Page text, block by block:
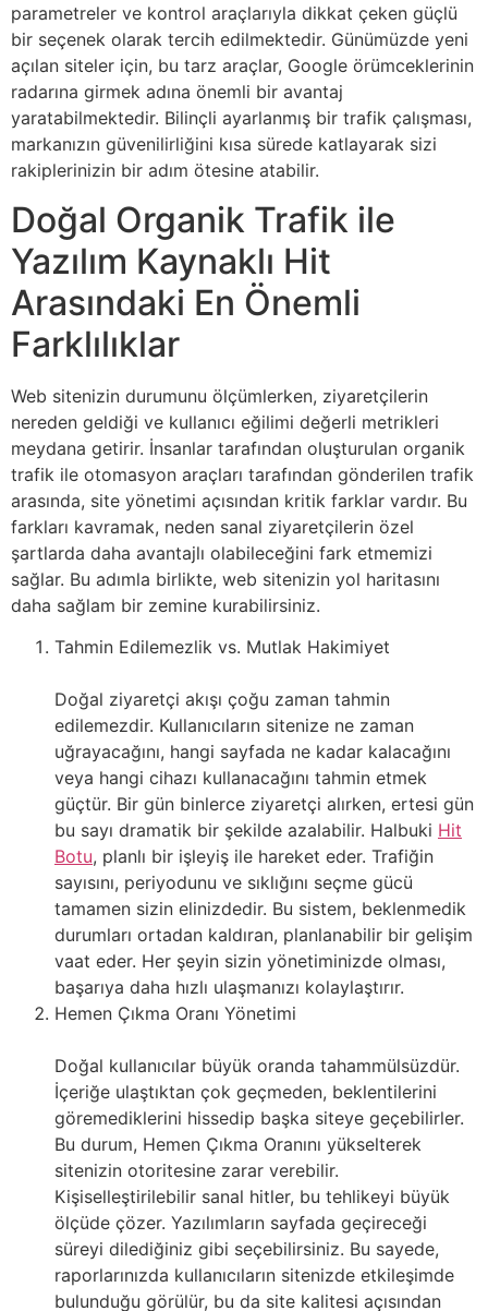
parametreler ve kontrol araçlarıyla dikkat çeken güçlü
bir seçenek olarak tercih edilmektedir. Günümüzde yeni
açılan siteler için, bu tarz araçlar, Google örümceklerinin
radarına girmek adına önemli bir avantaj
yaratabilmektedir. Bilinçli ayarlanmış bir trafik çalışması,
markanızın güvenilirliğini kısa sürede katlayarak sizi
rakiplerinizin bir adım ötesine atabilir.
Doğal Organik Trafik ile
Yazılım Kaynaklı Hit
Arasındaki En Önemli
Farklılıklar
Web sitenizin durumunu ölçümlerken, ziyaretçilerin
nereden geldiği ve kullanıcı eğilimi değerli metrikleri
meydana getirir. İnsanlar tarafından oluşturulan organik
trafik ile otomasyon araçları tarafından gönderilen trafik
arasında, site yönetimi açısından kritik farklar vardır. Bu
farkları kavramak, neden sanal ziyaretçilerin özel
şartlarda daha avantajlı olabileceğini fark etmemizi
sağlar. Bu adımla birlikte, web sitenizin yol haritasını
daha sağlam bir zemine kurabilirsiniz.
Tahmin Edilemezlik vs. Mutlak Hakimiyet
Doğal ziyaretçi akışı çoğu zaman tahmin
edilemezdir. Kullanıcıların sitenize ne zaman
uğrayacağını, hangi sayfada ne kadar kalacağını
veya hangi cihazı kullanacağını tahmin etmek
güçtür. Bir gün binlerce ziyaretçi alırken, ertesi gün
bu sayı dramatik bir şekilde azalabilir. Halbuki Hit
Botu, planlı bir işleyiş ile hareket eder. Trafiğin
sayısını, periyodunu ve sıklığını seçme gücü
tamamen sizin elinizdedir. Bu sistem, beklenmedik
durumları ortadan kaldıran, planlanabilir bir gelişim
vaat eder. Her şeyin sizin yönetiminizde olması,
başarıya daha hızlı ulaşmanızı kolaylaştırır.
Hemen Çıkma Oranı Yönetimi
Doğal kullanıcılar büyük oranda tahammülsüzdür.
İçeriğe ulaştıktan çok geçmeden, beklentilerini
göremediklerini hissedip başka siteye geçebilirler.
Bu durum, Hemen Çıkma Oranını yükselterek
sitenizin otoritesine zarar verebilir.
Kişiselleştirilebilir sanal hitler, bu tehlikeyi büyük
ölçüde çözer. Yazılımların sayfada geçireceği
süreyi dilediğiniz gibi seçebilirsiniz. Bu sayede,
raporlarınızda kullanıcıların sitenizde etkileşimde
bulunduğu görülür, bu da site kalitesi açısından